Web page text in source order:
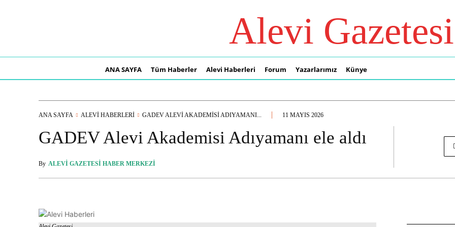
Alevi Gazetesi
ANA SAYFA Tüm Haberler Alevi Haberleri Forum Yazarlarımız Künye
ANA SAYFA ALEVI HABERLERI GADEV ALEVI AKADEMISI ADIYAMANI... 11 MAYIS 2026
GADEV Alevi Akademisi Adıyamanı ele aldı
By ALEVI GAZETESI HABER MERKEZI